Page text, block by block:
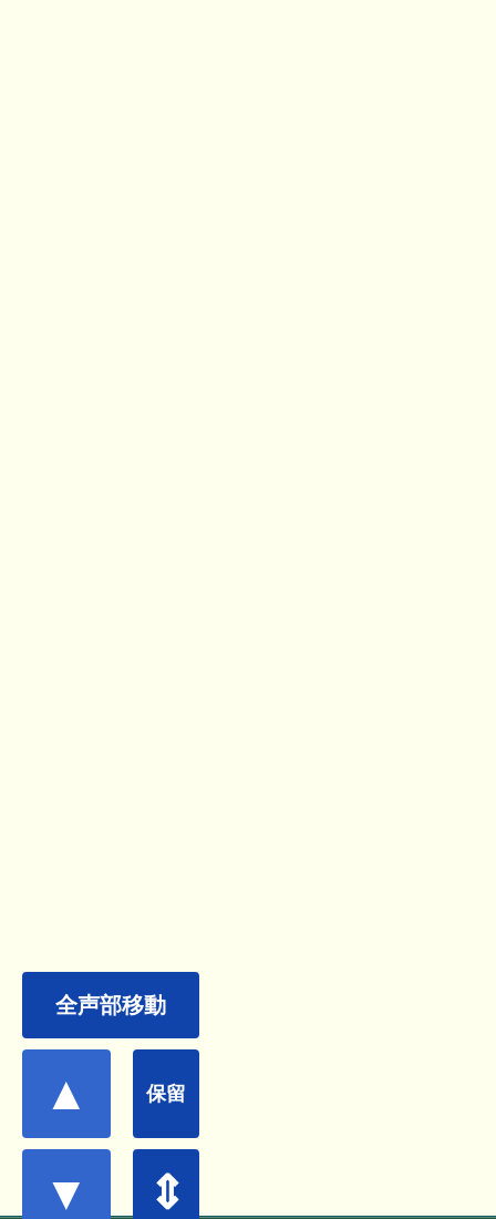
⇕
保留
全声部移動
▲
▼